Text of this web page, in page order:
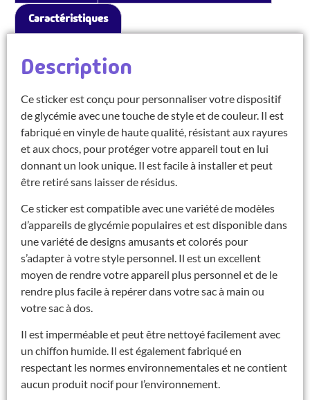
Caractéristiques
Description
Ce sticker est conçu pour personnaliser votre dispositif
de glycémie avec une touche de style et de couleur. Il est
fabriqué en vinyle de haute qualité, résistant aux rayures
et aux chocs, pour protéger votre appareil tout en lui
donnant un look unique. Il est facile à installer et peut
être retiré sans laisser de résidus.
Ce sticker est compatible avec une variété de modèles
d’appareils de glycémie populaires et est disponible dans
une variété de designs amusants et colorés pour
s’adapter à votre style personnel. Il est un excellent
moyen de rendre votre appareil plus personnel et de le
rendre plus facile à repérer dans votre sac à main ou
votre sac à dos.
Il est imperméable et peut être nettoyé facilement avec
un chiffon humide. Il est également fabriqué en
respectant les normes environnementales et ne contient
aucun produit nocif pour l’environnement.